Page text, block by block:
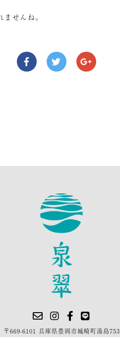
せんね。
〒669-6101 兵庫県豊岡市城崎町湯島753